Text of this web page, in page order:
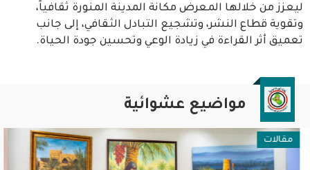
ليعزز من خلالها المعرض مكانة المدينة المنورة ثقافياً،
وتقوية قطاع النشر، وتشجيع التبادل الثقافي، إلى جانب
تعميق أثر القراءة في زيادة الوعي وتحسين جودة الحياة.
مواضيع عشوائية
مقالات